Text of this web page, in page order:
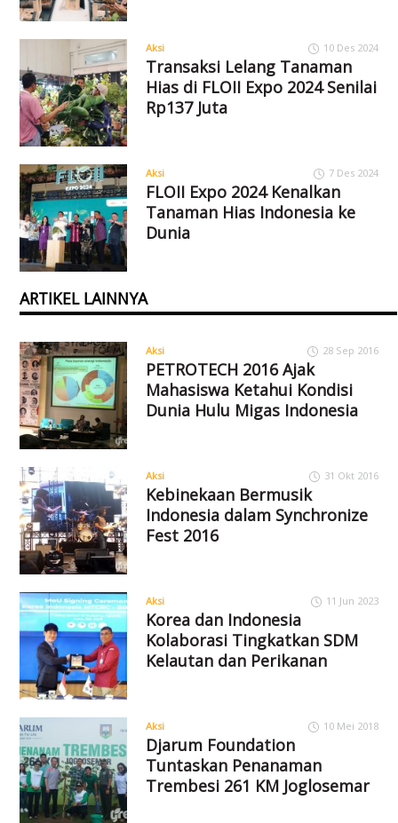
Aksi 10 Des 2024
Transaksi Lelang Tanaman
Hias di FLOII Expo 2024 Senilai
Rp137 Juta
Aksi 7 Des 2024
FLOII Expo 2024 Kenalkan
Tanaman Hias Indonesia ke
Dunia
ARTIKEL LAINNYA
Aksi 28 Sep 2016
PETROTECH 2016 Ajak
Mahasiswa Ketahui Kondisi
Dunia Hulu Migas Indonesia
Aksi 31 Okt 2016
Kebinekaan Bermusik
Indonesia dalam Synchronize
Fest 2016
Aksi 11 Jun 2023
Korea dan Indonesia
Kolaborasi Tingkatkan SDM
Kelautan dan Perikanan
Aksi 10 Mei 2018
Djarum Foundation
Tuntaskan Penanaman
Trembesi 261 KM Joglosemar